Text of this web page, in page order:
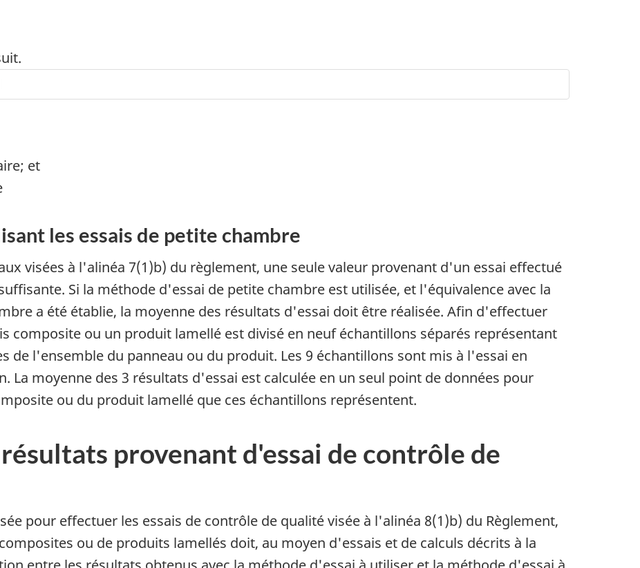
et
les essais de petite chambre
visées à l'alinéa 7(1)b) du règlement, une seule valeur provenant d'un essai effectué
Si la méthode d'essai de petite chambre est utilisée, et l'équivalence avec la
a été établie, la moyenne des résultats d'essai doit être réalisée. Afin d'effectuer
composite ou un produit lamellé est divisé en neuf échantillons séparés représentant
de l'ensemble du panneau ou du produit. Les 9 échantillons sont mis à l'essai en
La moyenne des 3 résultats d'essai est calculée en un seul point de données pour
ou du produit lamellé que ces échantillons représentent.
provenant d'essai de contrôle de
pour effectuer les essais de contrôle de qualité visée à l'alinéa 8(1)b) du Règlement,
ou de produits lamellés doit, au moyen d'essais et de calculs décrits à la